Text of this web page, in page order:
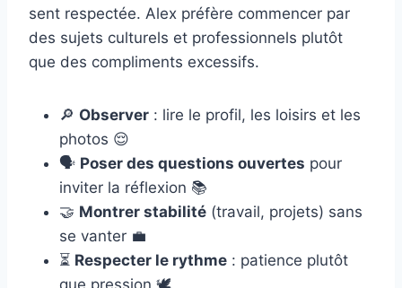
sent respectée. Alex préfère commencer par
des sujets culturels et professionnels plutôt
que des compliments excessifs.
🔎 Observer : lire le profil, les loisirs et les
photos 😌
🗣️ Poser des questions ouvertes pour
inviter la réflexion 📚
🤝 Montrer stabilité (travail, projets) sans
se vanter 💼
⏳ Respecter le rythme : patience plutôt